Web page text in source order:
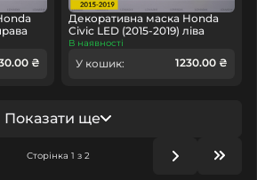
₴
Декоративна маска Honda
Civic LED (2015-2019) ліва
В наявності
У кошик: 1230.00 ₴
Показати ще
Сторінка 1 з 2